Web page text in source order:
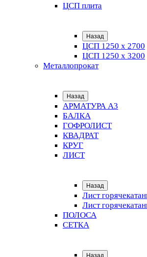
ЦСП плита
Назад
ЦСП 1250 х 2700
ЦСП 1250 х 3200
Металлопрокат
Назад
АРМАТУРА А3
БАЛКА
ГОФРОЛИСТ
КВАДРАТ
КРУГ
ЛИСТ
Назад
Лист
Лист
ПОЛОСА
СЕТКА
Назад